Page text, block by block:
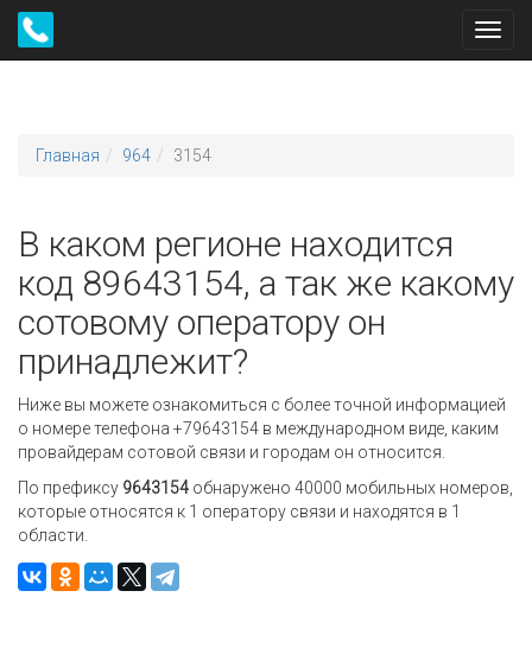
Главная 964 3154
В каком регионе находится
код 89643154, а так же какому
сотовому оператору он
принадлежит?
Ниже вы можете ознакомиться с более точной информацией
о номере телефона +79643154 в международном виде, каким
провайдерам сотовой связи и городам он относится.
По префиксу 9643154 обнаружено 40000 мобильных номеров,
которые относятся к 1 оператору связи и находятся в 1
области.